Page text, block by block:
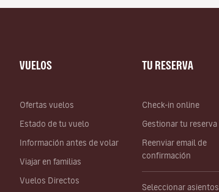
VUELOS
Ofertas vuelos
Estado de tu vuelo
Información antes de volar
Viajar en familias
Vuelos Directos
TU RESERVA
Check-in online
Gestionar tu reserva
Reenviar email de
confirmación
Seleccionar asientos